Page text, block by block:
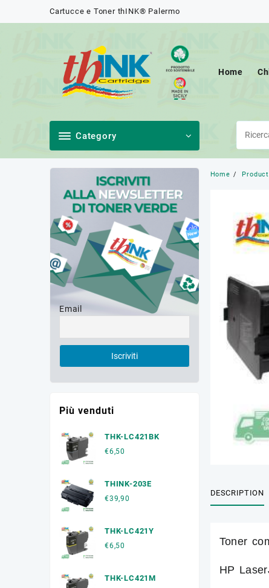
Cartucce e Toner thINK® Palermo
Home
Category
Home
DESCRIPTION
Toner
HP
Email
Più venduti
THK-LC421BK
€6,50
THINK-203E
€39,90
THK-LC421Y
€6,50
THK-LC421M